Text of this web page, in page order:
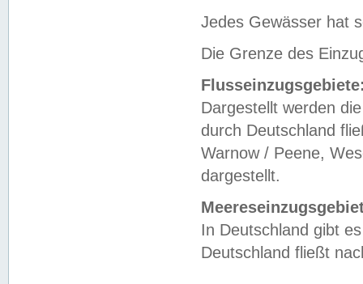
Jedes Gewässer hat
Die Grenze des
Dargestellt werden
durch Deutschland
Warnow / Peene,
dargestellt.
In Deutschland gibt
Deutschland fließt